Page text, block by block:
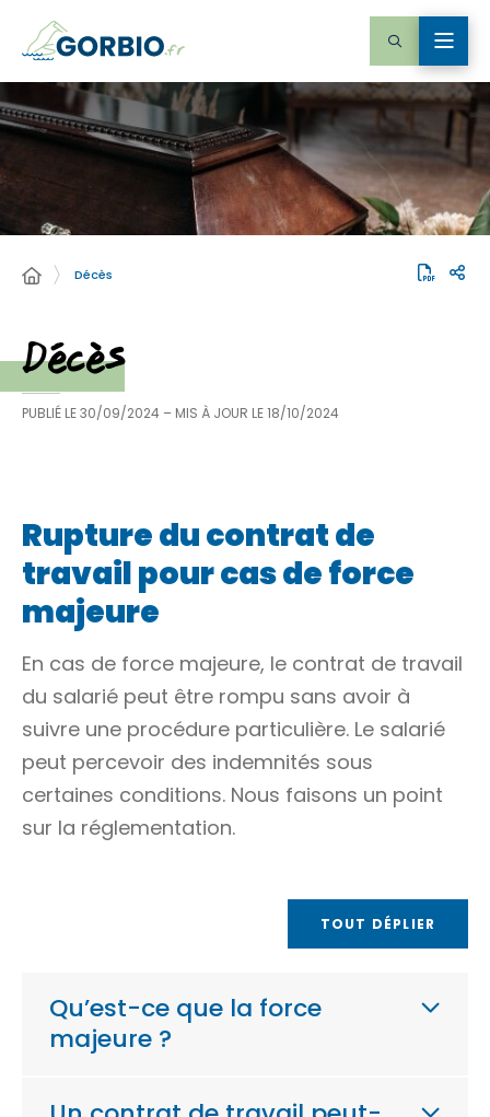
Décès
Décès
PUBLIÉ LE30/09/2024 – MIS À JOUR LE18/10/2024
Rupture du contrat de
travail pour cas de force
majeure
En cas de force majeure, le contrat de travail
du salarié peut être rompu sans avoir à
suivre une procédure particulière. Le salarié
peut percevoir des indemnités sous
certaines conditions. Nous faisons un point
sur la réglementation.
TOUT DÉPLIER
Qu’est-ce que la force
majeure ?